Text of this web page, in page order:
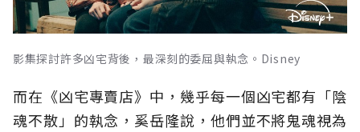
影集探討許多凶宅背後，最深刻的委屈與執念。Disney
而在《凶宅專賣店》中，幾乎每一個凶宅都有「陰
魂不散」的執念，奚岳隆說，他們並不將鬼魂視為